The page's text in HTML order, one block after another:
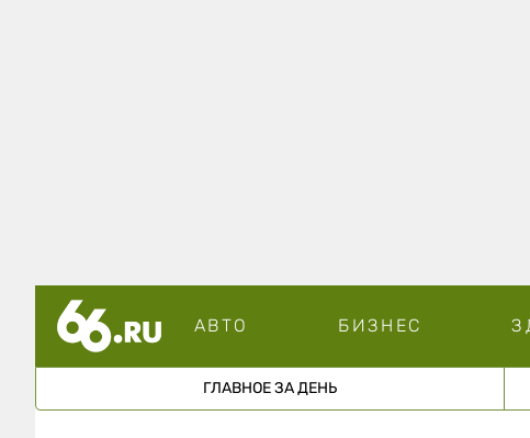
АВТО БИЗНЕС
ГЛАВНОЕ ЗА ДЕНЬ